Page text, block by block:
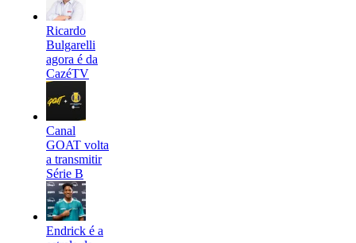
Ricardo
Bulgarelli
agora é da
CazéTV
Canal
GOAT volta
a transmitir
Série B
Endrick é a